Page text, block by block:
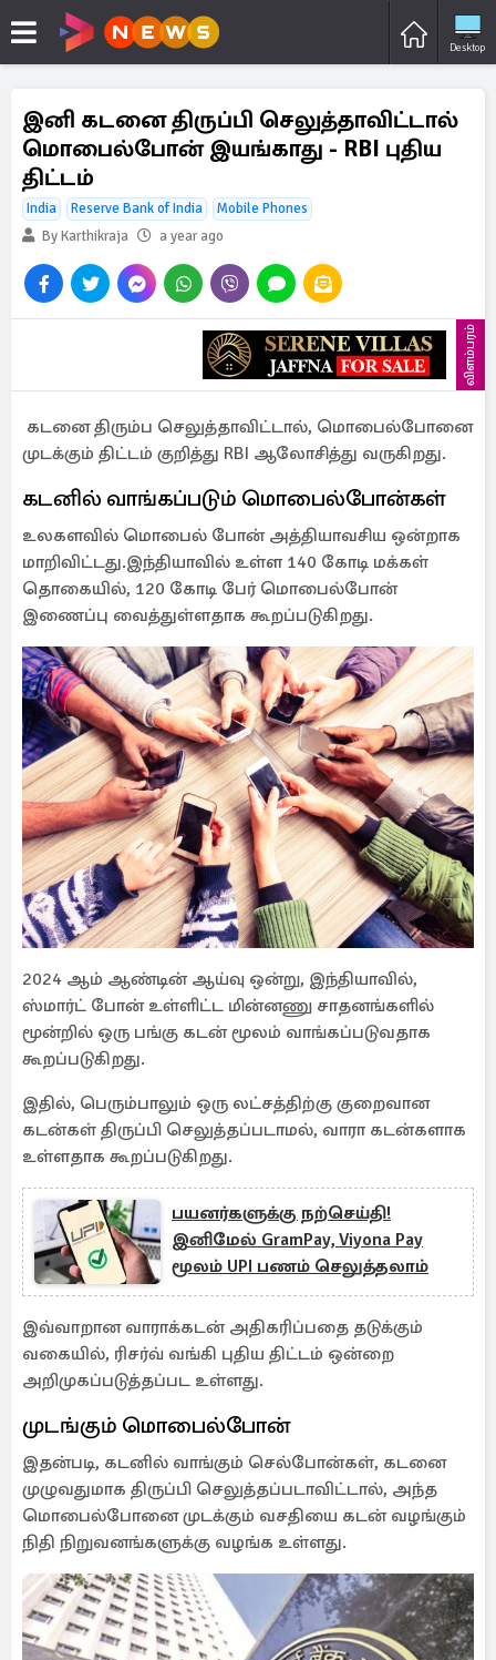
Desktop
இனி கடனை திருப்பி செலுத்தாவிட்டால்
மொபைல்போன் இயங்காது - RBI புதிய
திட்டம்
India Reserve Bank of India
Mobile Phones
By Karthikraja
a year ago
விளம்பரம்
கடனை திரும்ப செலுத்தாவிட்டால், மொபைல்போனை
முடக்கும் திட்டம் குறித்து RBI ஆலோசித்து வருகிறது.
கடனில் வாங்கப்படும் மொபைல்போன்கள்
உலகளவில் மொபைல் போன் அத்தியாவசிய ஒன்றாக
மாறிவிட்டது.இந்தியாவில் உள்ள 140 கோடி மக்கள்
தொகையில், 120 கோடி பேர் மொபைல்போன்
இணைப்பு வைத்துள்ளதாக கூறப்படுகிறது.
2024 ஆம் ஆண்டின் ஆய்வு ஒன்று, இந்தியாவில்,
ஸ்மார்ட் போன் உள்ளிட்ட மின்னணு சாதனங்களில்
மூன்றில் ஒரு பங்கு கடன் மூலம் வாங்கப்படுவதாக
கூறப்படுகிறது.
இதில், பெரும்பாலும் ஒரு லட்சத்திற்கு குறைவான
கடன்கள் திருப்பி செலுத்தப்படாமல், வாரா கடன்களாக
உள்ளதாக கூறப்படுகிறது.
பயனர்களுக்கு நற்செய்தி!
இனிமேல் GramPay, Viyona Pay
மூலம் UPI பணம் செலுத்தலாம்
இவ்வாறான வாராக்கடன் அதிகரிப்பதை தடுக்கும்
வகையில், ரிசர்வ் வங்கி புதிய திட்டம் ஒன்றை
அறிமுகப்படுத்தப்பட உள்ளது.
முடங்கும் மொபைல்போன்
இதன்படி, கடனில் வாங்கும் செல்போன்கள், கடனை
முழுவதுமாக திருப்பி செலுத்தப்படாவிட்டால், அந்த
மொபைல்போனை முடக்கும் வசதியை கடன் வழங்கும்
நிதி நிறுவனங்களுக்கு வழங்க உள்ளது.